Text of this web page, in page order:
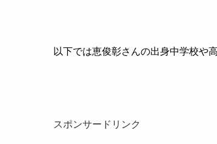
以下では恵俊彰さんの出身中学校や
スポンサードリンク